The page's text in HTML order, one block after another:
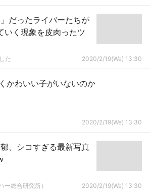
だったライバーたちが
いく現象を皮肉ったツ
た 2020/2/19(We) 13:30
かわいい子がいないのか
2020/2/19(We) 13:30
郁、シコすぎる最新写真
ー総合研究所） 2020/2/19(We) 13:30